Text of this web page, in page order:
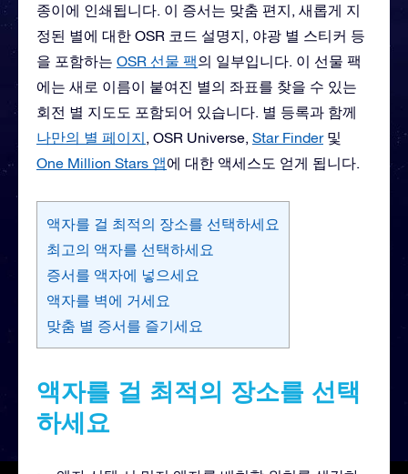
종이에 인쇄됩니다. 이 증서는 맞춤 편지, 새롭게 지
정된 별에 대한 OSR 코드 설명지, 야광 별 스티커 등
을 포함하는 OSR 선물 팩의 일부입니다. 이 선물 팩
에는 새로 이름이 붙여진 별의 좌표를 찾을 수 있는
회전 별 지도도 포함되어 있습니다. 별 등록과 함께
나만의 별 페이지, OSR Universe, Star Finder및
One Million Stars 앱에 대한 액세스도 얻게 됩니다.
액자를 걸 최적의 장소를 선택하세요
최고의 액자를 선택하세요
증서를 액자에 넣으세요
액자를 벽에 거세요
맞춤 별 증서를 즐기세요
액자를 걸 최적의 장소를 선택
하세요